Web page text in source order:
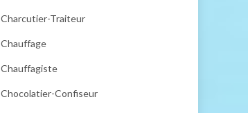
Charcutier-Traiteur
Chauffage
Chauffagiste
Chocolatier-Confiseur